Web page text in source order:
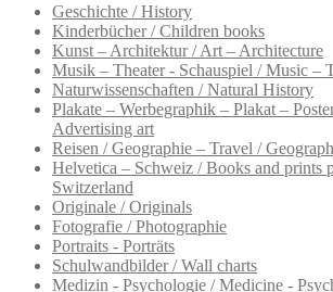
Geschichte / History
Kinderbücher / Children books
Kunst – Architektur / Art – Architecture
Musik – Theater - Schauspiel / Music –
Naturwissenschaften / Natural History
Plakate – Werbegraphik – Plakat –
Advertising art
Reisen / Geographie – Travel /
Helvetica – Schweiz / Books and prints
Switzerland
Originale / Originals
Fotografie / Photographie
Portraits - Porträts
Schulwandbilder / Wall charts
Medizin - Psychologie / Medicine -